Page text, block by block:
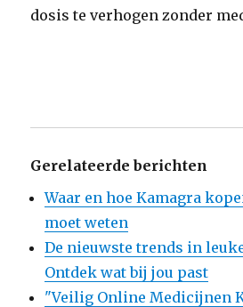
dosis te verhogen zonder
Gerelateerde berichten
Waar en hoe Kamagra
moet weten
De nieuwste trends in
Ontdek wat bij jou past
"Veilig Online Medicijnen